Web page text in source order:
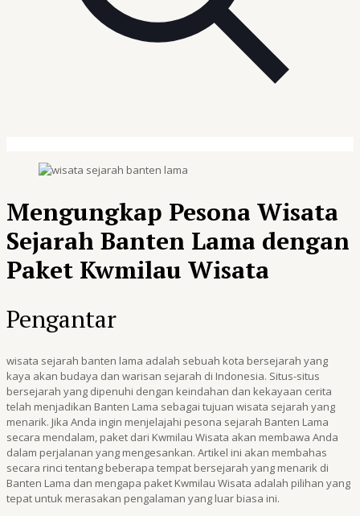
Mengungkap Pesona Wisata
Sejarah Banten Lama dengan
Paket Kwmilau Wisata
Pengantar
wisata sejarah banten lama adalah sebuah kota bersejarah yang
kaya akan budaya dan warisan sejarah di Indonesia. Situs-situs
bersejarah yang dipenuhi dengan keindahan dan kekayaan cerita
telah menjadikan Banten Lama sebagai tujuan wisata sejarah yang
menarik. Jika Anda ingin menjelajahi pesona sejarah Banten Lama
secara mendalam, paket dari Kwmilau Wisata akan membawa Anda
dalam perjalanan yang mengesankan. Artikel ini akan membahas
secara rinci tentang beberapa tempat bersejarah yang menarik di
Banten Lama dan mengapa paket Kwmilau Wisata adalah pilihan yang
tepat untuk merasakan pengalaman yang luar biasa ini.